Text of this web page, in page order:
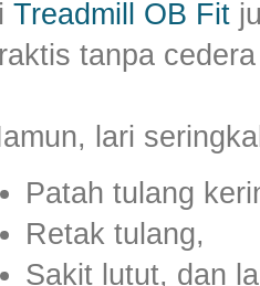
Treadmill OB Fit
tanpa
lari
Patah tulang
Retak tulang,
Sakit lutut, dan